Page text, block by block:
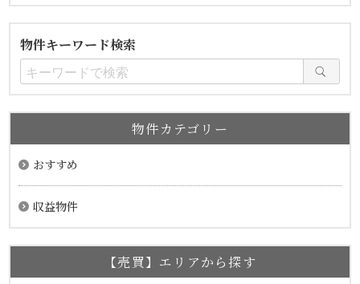
物件キーワード検索
物件カテゴリー
おすすめ
収益物件
【売買】エリアから探す